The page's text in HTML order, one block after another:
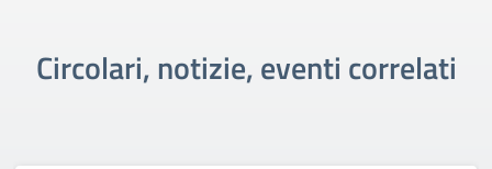
Circolari, notizie, eventi correlati